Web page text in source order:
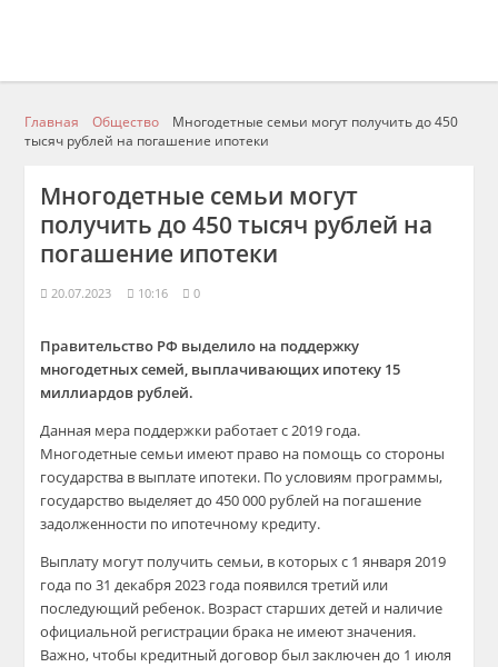
Главная Общество
Многодетные семьи могут получить до 450
тысяч рублей на погашение ипотеки
Многодетные семьи могут
получить до 450 тысяч рублей на
погашение ипотеки
20.07.2023 10:16 0
Правительство РФ выделило на поддержку
многодетных семей, выплачивающих ипотеку 15
миллиардов рублей.
Данная мера поддержки работает с 2019 года.
Многодетные семьи имеют право на помощь со стороны
государства в выплате ипотеки. По условиям программы,
государство выделяет до 450 000 рублей на погашение
задолженности по ипотечному кредиту.
Выплату могут получить семьи, в которых с 1 января 2019
года по 31 декабря 2023 года появился третий или
последующий ребенок. Возраст старших детей и наличие
официальной регистрации брака не имеют значения.
Важно, чтобы кредитный договор был заключен до 1 июля